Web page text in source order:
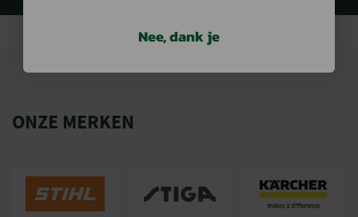
ONZE MERKEN
Nee, dank je